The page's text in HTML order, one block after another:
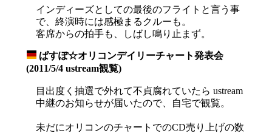
インディーズとしての最後のフライトと言う事
で、終演時には感極まるクルーも。
客席からの拍手も、しばし鳴り止まず。
ぱすぽ☆オリコンデイリーチャート発表会
(2011/5/4 ustream観覧)
目出度く抽選で外れて不貞腐れていたら ustream
中継のお知らせが届いたので、自宅で観覧。
未だにオリコンのチャートでのCD売り上げの数